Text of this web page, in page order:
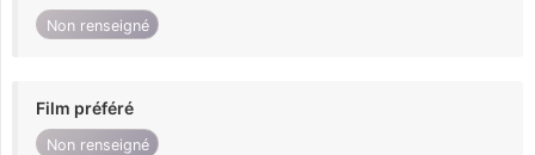
Non renseigné
Film préféré
Non renseigné